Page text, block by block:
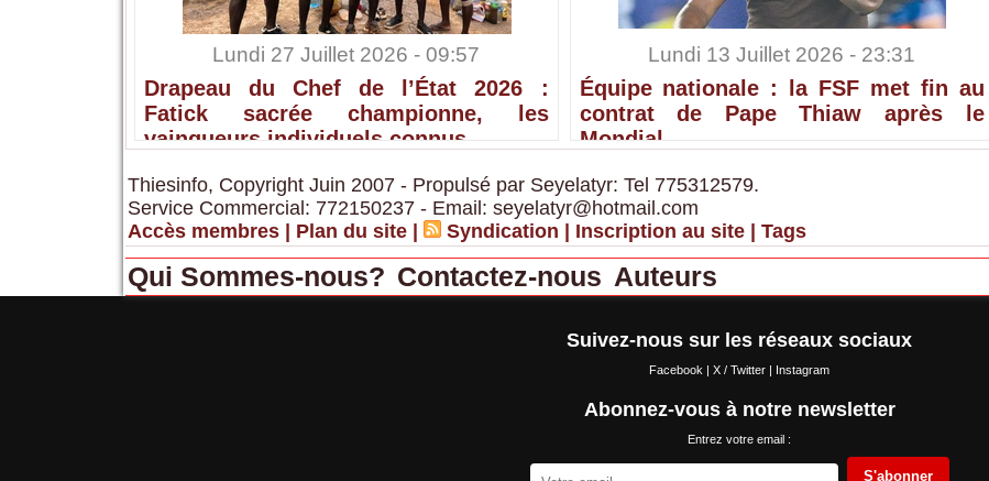
Lundi 27 Juillet 2026 - 09:57
Drapeau du Chef de l’État 2026 :
Fatick sacrée championne, les
vainqueurs individuels connus
Lundi 13 Juillet 2026 - 23:31
Équipe nationale : la FSF met fin au
contrat de Pape Thiaw après le
Mondial
Thiesinfo, Copyright Juin 2007 - Propulsé par Seyelatyr: Tel 775312579.
Service Commercial: 772150237 - Email: seyelatyr@hotmail.com
Accès membres | Plan du site | Syndication | Inscription au site | Tags
Qui Sommes-nous? Contactez-nous Auteurs
Suivez-nous sur les réseaux sociaux
Facebook | X / Twitter | Instagram
Abonnez-vous à notre newsletter
Entrez votre email :
S'abonner